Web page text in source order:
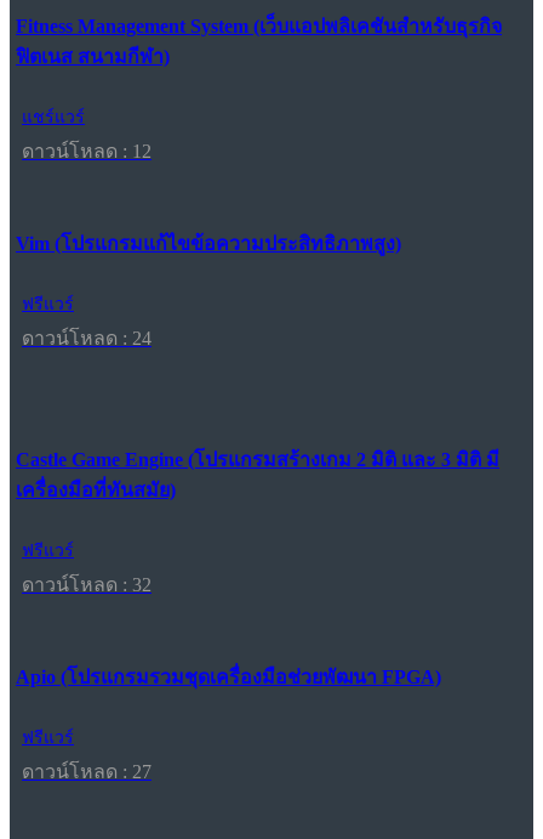
Fitness Management System (เว็บแอปพลิเคชันสำหรับธุรกิจ
ฟิตเนส สนามกีฬา)
แชร์แวร์
ดาวน์โหลด : 12
Vim (โปรแกรมแก้ไขข้อความประสิทธิภาพสูง)
ฟรีแวร์
ดาวน์โหลด : 24
Castle Game Engine (โปรแกรมสร้างเกม 2 มิติ และ 3 มิติ มี
เครื่องมือที่ทันสมัย)
ฟรีแวร์
ดาวน์โหลด : 32
Apio (โปรแกรมรวมชุดเครื่องมือช่วยพัฒนา FPGA)
ฟรีแวร์
ดาวน์โหลด : 27